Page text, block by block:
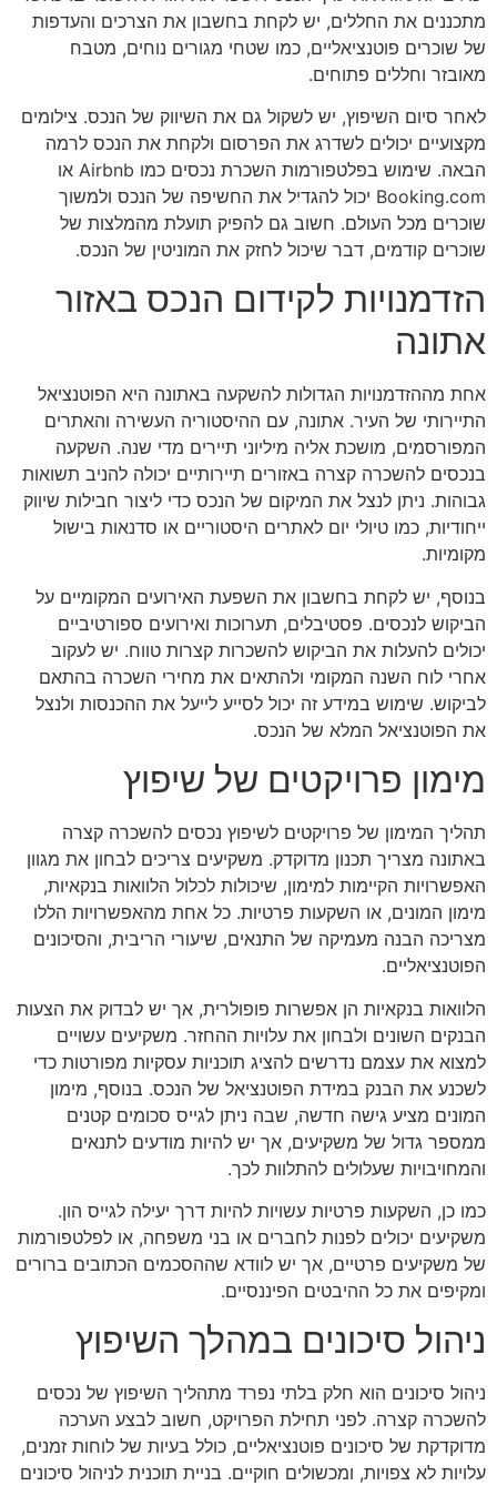
מתכננים את החללים, יש לקחת בחשבון את הצרכים והעדפות
של שוכרים פוטנציאליים, כמו שטחי מגורים נוחים, מטבח
מאובזר וחללים פתוחים.
לאחר סיום השיפוץ, יש לשקול גם את השיווק של הנכס. צילומים
מקצועיים יכולים לשדרג את הפרסום ולקחת את הנכס לרמה
הבאה. שימוש בפלטפורמות השכרת נכסים כמו Airbnb או
Booking.com יכול להגדיל את החשיפה של הנכס ולמשוך
שוכרים מכל העולם. חשוב גם להפיק תועלת מהמלצות של
שוכרים קודמים, דבר שיכול לחזק את המוניטין של הנכס.
הזדמנויות לקידום הנכס באזור
אתונה
אחת מההזדמנויות הגדולות להשקעה באתונה היא הפוטנציאל
התיירותי של העיר. אתונה, עם ההיסטוריה העשירה והאתרים
המפורסמים, מושכת אליה מיליוני תיירים מדי שנה. השקעה
בנכסים להשכרה קצרה באזורים תיירותיים יכולה להניב תשואות
גבוהות. ניתן לנצל את המיקום של הנכס כדי ליצור חבילות שיווק
ייחודיות, כמו טיולי יום לאתרים היסטוריים או סדנאות בישול
מקומיות.
בנוסף, יש לקחת בחשבון את השפעת האירועים המקומיים על
הביקוש לנכסים. פסטיבלים, תערוכות ואירועים ספורטיביים
יכולים להעלות את הביקוש להשכרות קצרות טווח. יש לעקוב
אחרי לוח השנה המקומי ולהתאים את מחירי השכרה בהתאם
לביקוש. שימוש במידע זה יכול לסייע לייעל את ההכנסות ולנצל
את הפוטנציאל המלא של הנכס.
מימון פרויקטים של שיפוץ
תהליך המימון של פרויקטים לשיפוץ נכסים להשכרה קצרה
באתונה מצריך תכנון מדוקדק. משקיעים צריכים לבחון את מגוון
האפשרויות הקיימות למימון, שיכולות לכלול הלוואות בנקאיות,
מימון המונים, או השקעות פרטיות. כל אחת מהאפשרויות הללו
מצריכה הבנה מעמיקה של התנאים, שיעורי הריבית, והסיכונים
הפוטנציאליים.
הלוואות בנקאיות הן אפשרות פופולרית, אך יש לבדוק את הצעות
הבנקים השונים ולבחון את עלויות ההחזר. משקיעים עשויים
למצוא את עצמם נדרשים להציג תוכניות עסקיות מפורטות כדי
לשכנע את הבנק במידת הפוטנציאל של הנכס. בנוסף, מימון
המונים מציע גישה חדשה, שבה ניתן לגייס סכומים קטנים
ממספר גדול של משקיעים, אך יש להיות מודעים לתנאים
והמחויבויות שעלולים להתלוות לכך.
כמו כן, השקעות פרטיות עשויות להיות דרך יעילה לגייס הון.
משקיעים יכולים לפנות לחברים או בני משפחה, או לפלטפורמות
של משקיעים פרטיים, אך יש לוודא שההסכמים הכתובים ברורים
ומקיפים את כל ההיבטים הפיננסיים.
ניהול סיכונים במהלך השיפוץ
ניהול סיכונים הוא חלק בלתי נפרד מתהליך השיפוץ של נכסים
להשכרה קצרה. לפני תחילת הפרויקט, חשוב לבצע הערכה
מדוקדקת של סיכונים פוטנציאליים, כולל בעיות של לוחות זמנים,
עלויות לא צפויות, ומכשולים חוקיים. בניית תוכנית לניהול סיכונים